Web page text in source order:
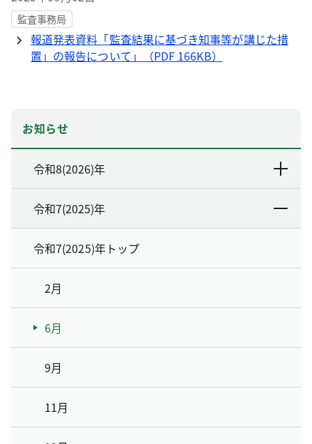
監査事務局
報道発表資料「監査結果に基づき知事等が講じた措
置」の報告について」（PDF 166KB）
お知らせ
令和8(2026)年
令和7(2025)年
令和7(2025)年トップ
2月
6月
9月
11月